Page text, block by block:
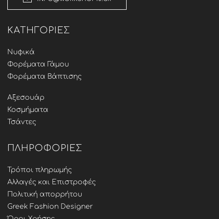
ΚΑΤΗΓΟΡΊΕΣ
Νυφικά
Φορέματα Γάμου
Φορέματα Βάπτισης
Αξεσουάρ
Κοσμήματα
Τσάντες
ΠΛΗΡΟΦΟΡΊΕΣ
Τρόποι πληρωμής
Αλλαγές και Επιστροφές
Πολιτική απορρήτου
Greek Fashion Designer